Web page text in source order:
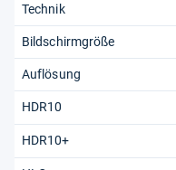
Technik
Bildschirmgröße
Auflösung
HDR10
HDR10+